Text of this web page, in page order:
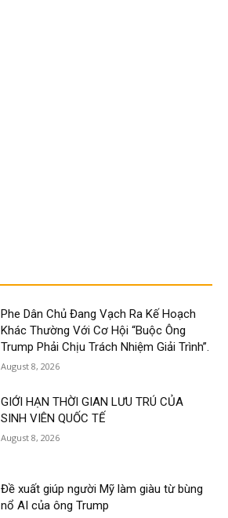
Phe Dân Chủ Đang Vạch Ra Kế Hoạch
Khác Thường Với Cơ Hội “Buộc Ông
Trump Phải Chịu Trách Nhiệm Giải Trình”.
August 8, 2026
GIỚI HẠN THỜI GIAN LƯU TRÚ CỦA
SINH VIÊN QUỐC TẾ
August 8, 2026
Đề xuất giúp người Mỹ làm giàu từ bùng
nổ AI của ông Trump